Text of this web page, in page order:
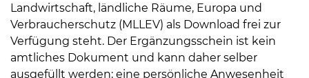
Landwirtschaft, ländliche Räume, Europa und
Verbraucherschutz (MLLEV) als Download frei zur
Verfügung steht. Der Ergänzungsschein ist kein
amtliches Dokument und kann daher selber
ausgefüllt werden; eine persönliche Anwesenheit